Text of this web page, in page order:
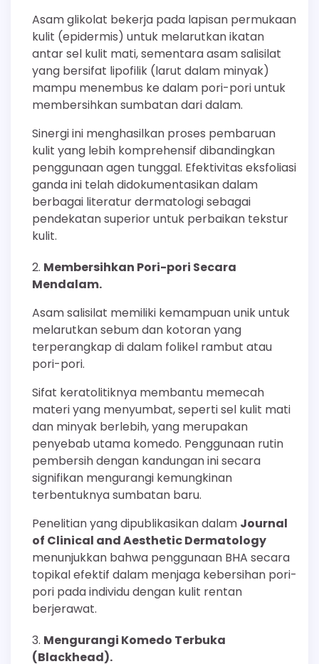
Asam glikolat bekerja pada lapisan permukaan
kulit (epidermis) untuk melarutkan ikatan
antar sel kulit mati, sementara asam salisilat
yang bersifat lipofilik (larut dalam minyak)
mampu menembus ke dalam pori-pori untuk
membersihkan sumbatan dari dalam.
Sinergi ini menghasilkan proses pembaruan
kulit yang lebih komprehensif dibandingkan
penggunaan agen tunggal. Efektivitas eksfoliasi
ganda ini telah didokumentasikan dalam
berbagai literatur dermatologi sebagai
pendekatan superior untuk perbaikan tekstur
kulit.
Membersihkan Pori-pori Secara
Mendalam.
Asam salisilat memiliki kemampuan unik untuk
melarutkan sebum dan kotoran yang
terperangkap di dalam folikel rambut atau
pori-pori.
Sifat keratolitiknya membantu memecah
materi yang menyumbat, seperti sel kulit mati
dan minyak berlebih, yang merupakan
penyebab utama komedo. Penggunaan rutin
pembersih dengan kandungan ini secara
signifikan mengurangi kemungkinan
terbentuknya sumbatan baru.
Penelitian yang dipublikasikan dalam Journal
of Clinical and Aesthetic Dermatology
menunjukkan bahwa penggunaan BHA secara
topikal efektif dalam menjaga kebersihan pori-
pori pada individu dengan kulit rentan
berjerawat.
Mengurangi Komedo Terbuka
(Blackhead).